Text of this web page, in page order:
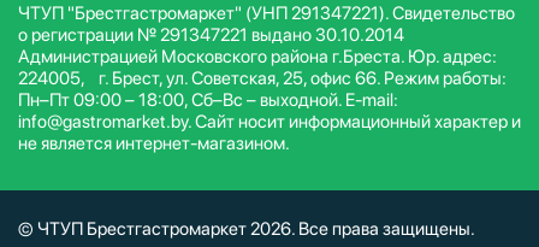
ЧТУП "Брестгастромаркет" (УНП 291347221). Свидетельство
о регистрации № 291347221 выдано 30.10.2014
Администрацией Московского района г.Бреста. Юр. адрес:
224005, г. Брест, ул. Советская, 25, офис 66. Режим работы:
Пн–Пт 09:00 – 18:00, Сб–Вс – выходной. E-mail:
info@gastromarket.by. Сайт носит информационный характер и
не является интернет-магазином.
© ЧТУП Брестгастромаркет 2026. Все права защищены.